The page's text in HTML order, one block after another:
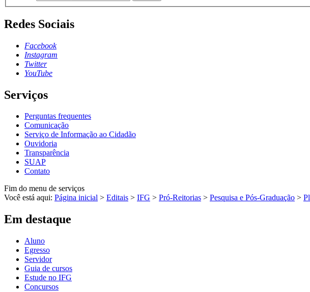
Redes Sociais
Facebook
Instagram
Twitter
YouTube
Serviços
Perguntas frequentes
Comunicação
Serviço de Informação ao Cidadão
Ouvidoria
Transparência
SUAP
Contato
Fim do menu de serviços
Você está aqui: Página inicial > Editais > IFG > Pró-Reitorias > Pesquisa e Pós-Graduação >
Em destaque
Aluno
Egresso
Servidor
Guia de cursos
Estude no IFG
Concursos